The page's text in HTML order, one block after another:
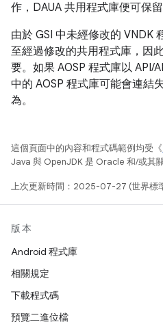
作，DAUA 共用程式庫便可保留
由於 GSI 中未經修改的 VNDK
至經過修改的共用程式庫，因
要。如果 AOSP 程式庫以 API/
中的 AOSP 程式庫可能會連結
為。
這個頁面中的內容和程式碼範例均受《
Java 與 OpenJDK 是 Oracle 和/或其
上次更新時間：2025-07-27 (世界標
版本
Android 程式庫
相關規定
下載程式碼
預覽二進位檔